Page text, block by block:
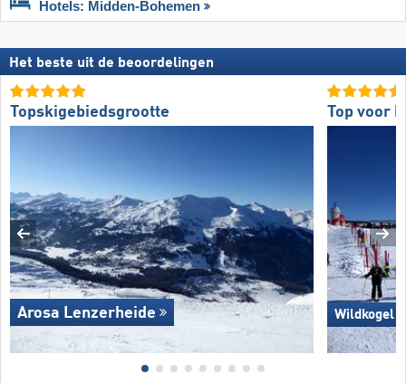
Hotels: Midden-Bohemen
Het beste uit de beoordelingen
Topskigebiedsgrootte
Arosa Lenzerheide
Top voor
Wildkogel